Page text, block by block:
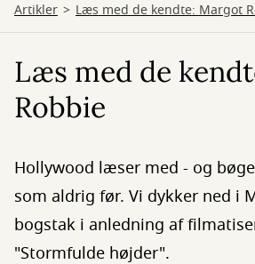
Artikler Læs med de kendte: Margot
Læs med de
Robbie
Hollywood læser med - og
som aldrig før. Vi dykker ned i
bogstak i anledning af
"Stormfulde højder".